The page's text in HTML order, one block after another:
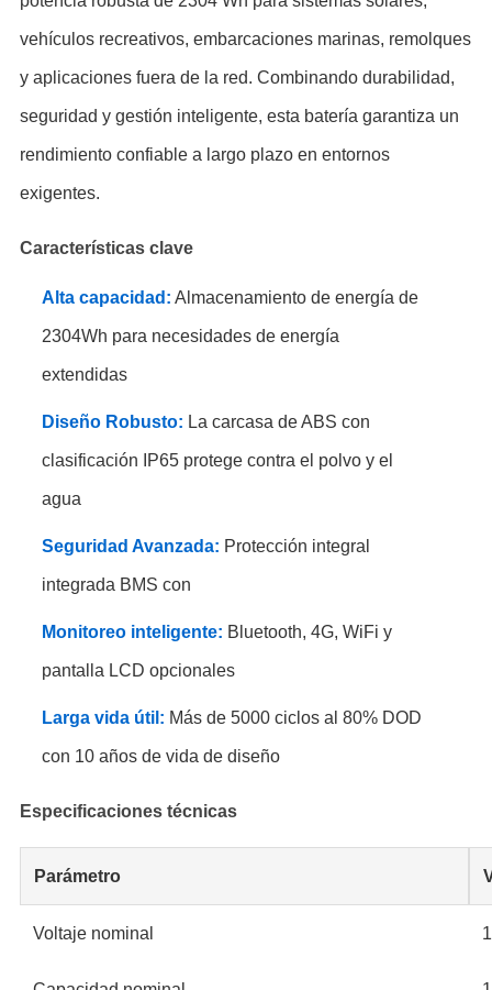
vehículos recreativos, embarcaciones marinas, remolques
y aplicaciones fuera de la red. Combinando durabilidad,
seguridad y gestión inteligente, esta batería garantiza un
rendimiento confiable a largo plazo en entornos
exigentes.
Características clave
Alta capacidad: Almacenamiento de energía de
2304Wh para necesidades de energía
extendidas
Diseño Robusto: La carcasa de ABS con
clasificación IP65 protege contra el polvo y el
agua
Seguridad Avanzada: Protección integral
integrada BMS con
Monitoreo inteligente: Bluetooth, 4G, WiFi y
pantalla LCD opcionales
Larga vida útil: Más de 5000 ciclos al 80% DOD
con 10 años de vida de diseño
Especificaciones técnicas
Parámetro
Voltaje nominal